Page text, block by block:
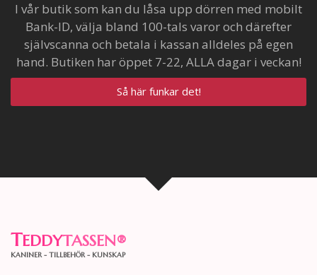
I vår butik som kan du låsa upp dörren med mobilt
Bank-ID, välja bland 100-tals varor och därefter
självscanna och betala i kassan alldeles på egen
hand. Butiken har öppet 7-22, ALLA dagar i veckan!
Så här funkar det!
TEDDYTASSEN®
KANINER - TILLBEHÖR - KUNSKAP